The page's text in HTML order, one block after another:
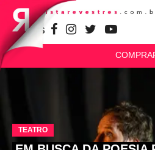
SIGA-NOS
TEATRO